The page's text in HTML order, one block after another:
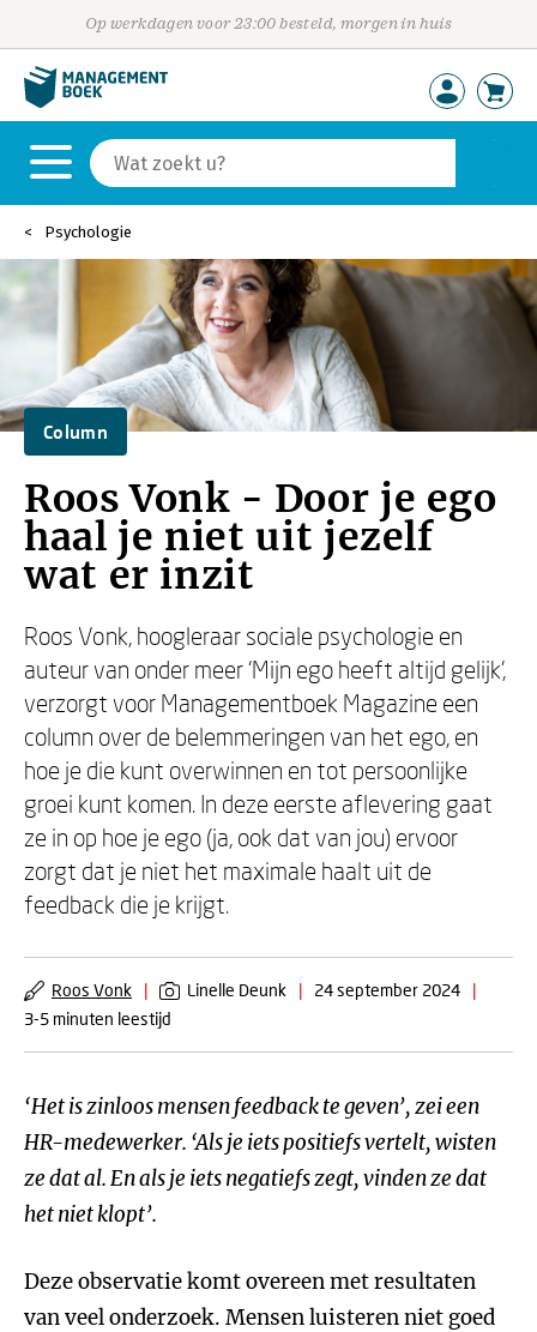
Op werkdagen voor 23:00 besteld, morgen in huis
Psychologie
Column
Roos Vonk - Door je ego
haal je niet uit jezelf
wat er inzit
Roos Vonk, hoogleraar sociale psychologie en
auteur van onder meer ‘Mijn ego heeft altijd gelijk’,
verzorgt voor Managementboek Magazine een
column over de belemmeringen van het ego, en
hoe je die kunt overwinnen en tot persoonlijke
groei kunt komen. In deze eerste aflevering gaat
ze in op hoe je ego (ja, ook dat van jou) ervoor
zorgt dat je niet het maximale haalt uit de
feedback die je krijgt.
Roos Vonk | Linelle Deunk | 24 september 2024
|
3-5 minuten leestijd
‘Het is zinloos mensen feedback te geven’, zei een
HR-medewerker. ‘Als je iets positiefs vertelt, wisten
ze dat al. En als je iets negatiefs zegt, vinden ze dat
het niet klopt’.
Deze observatie komt overeen met resultaten
van veel onderzoek. Mensen luisteren niet goed